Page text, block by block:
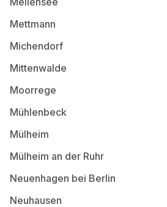
Mettmann
Michendorf
Mittenwalde
Moorrege
Mühlenbeck
Mülheim
Mülheim an der Ruhr
Neuenhagen bei Berlin
Neuhausen